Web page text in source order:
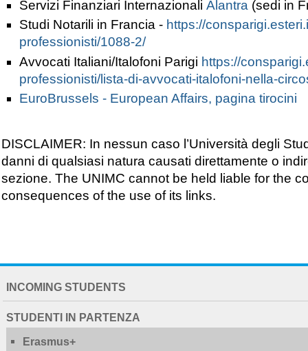
Servizi Finanziari Internazionali Alantra(sedi in
Studi Notarili in Francia -https://
professionisti/1088-2/
Avvocati Italiani/Italofoni Parigi https://
professionisti/lista-di-avvocati-italofoni-nella-
EuroBrussels - European Affairs, pagina tirocini
DISCLAIMER: In nessun caso l’Università degli
danni di qualsiasi natura causati direttamente o
sezione. The UNIMC cannot be held liable for the
consequences of the use of its links.
EXTENDED
INCOMING STUDENTS
STUDENTI IN PARTENZA
Erasmus+